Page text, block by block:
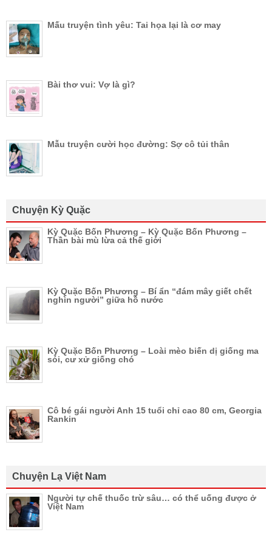
Mấu truyện tình yêu: Tai họa lại là cơ may
Bài thơ vui: Vợ là gì?
Mẫu truyện cười học đường: Sợ cô tủi thân
Chuyện Kỳ Quặc
Kỳ Quặc Bốn Phương – Kỳ Quặc Bốn Phương –
Thần bài mù lừa cả thế giới
Kỳ Quặc Bốn Phương – Bí ẩn “đám mây giết chết
nghìn người” giữa hồ nước
Kỳ Quặc Bốn Phương – Loài mèo biến dị giống ma
sói, cư xử giống chó
Cô bé gái người Anh 15 tuổi chỉ cao 80 cm, Georgia
Rankin
Chuyện Lạ Việt Nam
Người tự chế thuốc trừ sâu… có thể uống được ở
Việt Nam